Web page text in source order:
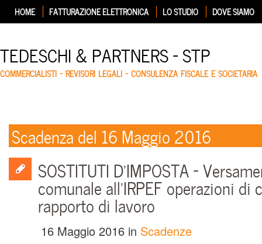
HOME FATTURAZIONE ELETTRONICA LO STUDIO DOVE SIAMO
TEDESCHI & PARTNERS – STP
COMMERCIALISTI – REVISORI LEGALI – CONSULENZA FISCALE E SOCIETARIA
Scadenza del 16 Maggio 2016
SOSTITUTI D’IMPOSTA –
comunale all’IRPEF operazioni di
rapporto di lavoro
16 Maggio 2016 in Scadenze